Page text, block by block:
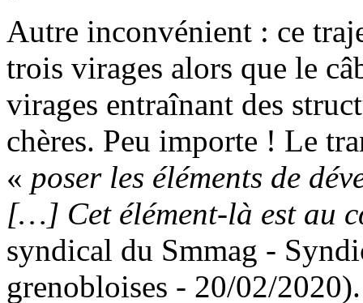
Autre inconvénient : ce
trois virages alors que le
virages entraînant des
chères. Peu importe ! Le
« poser les éléments de
[…] Cet élément-là est au
syndical du Smmag -
grenobloises - 20/02/